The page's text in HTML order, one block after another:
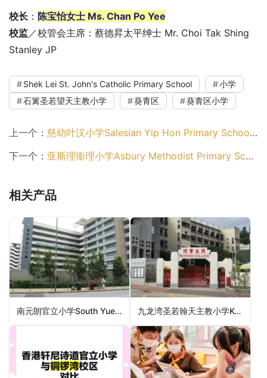
校长 ： 陈宝怡女士 Ms. Chan Po Yee
校监／校管会主席：蔡德昇太平绅士 Mr. Choi Tak Shing
Stanley JP
Shek Lei St. John's Catholic Primary School
小学
石篱圣若望天主教小学
葵青区 葵青区小学
上一个： 慈幼叶汉小学Salesian Yip Hon Primary School（葵青区小学）
下一个： 亚斯理衞理小学Asbury Methodist Primary School（葵青区小学）
相关产品
南元朗官立小学South Yuen Long Government Primary School（元朗区小学） 九龙湾圣若翰天主教小学Kowloon Bay St. John The Baptist Catholic Primary School（观塘区小学）